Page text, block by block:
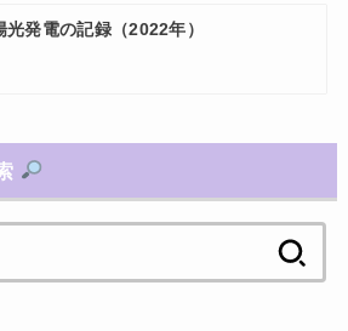
光発電の記録（2022年）
索: